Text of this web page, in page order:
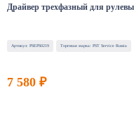
Драйвер трехфазный для
Артикул: PSEPS0219 Торговая марка: PST Service Russia
7 580 ₽